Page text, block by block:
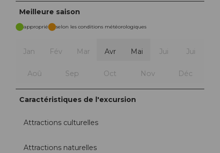
Meilleure saison
approprié selon les conditions météorologiques
Jan Fév Mar Avr Mai Jui Jui
Aoû Sep Oct Nov Déc
Caractéristiques de l'excursion
Attractions culturelles
Attractions naturelles